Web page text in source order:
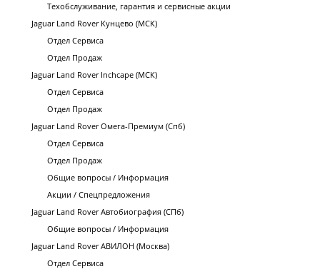
Техобслуживание, гарантия и сервисные акции
Jaguar Land Rover Кунцево (МСК)
Отдел Сервиса
Отдел Продаж
Jaguar Land Rover Inchcape (МСК)
Отдел Сервиса
Отдел Продаж
Jaguar Land Rover Омега-Премиум (Спб)
Отдел Сервиса
Отдел Продаж
Общие вопросы / Информация
Акции / Спецпредложения
Jaguar Land Rover Автобиография (СПб)
Общие вопросы / Информация
Jaguar Land Rover АВИЛОН (Москва)
Отдел Сервиса